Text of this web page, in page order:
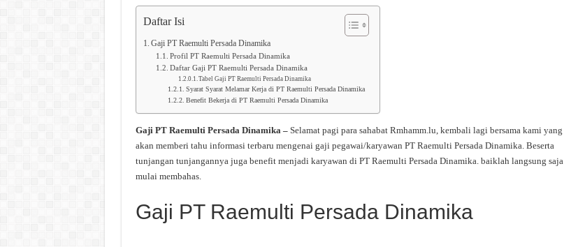
Daftar Isi
Gaji PT Raemulti Persada Dinamika
Profil PT Raemulti Persada Dinamika
Daftar Gaji PT Raemulti Persada Dinamika
Tabel Gaji PT Raemulti Persada Dinamika
Syarat Syarat Melamar Kerja di PT Raemulti Persada Dinamika
Benefit Bekerja di PT Raemulti Persada Dinamika
Gaji PT Raemulti Persada Dinamika – Selamat pagi para sahabat Rmhamm.lu, kembali lagi bersama kami yang
akan memberi tahu informasi terbaru mengenai gaji pegawai/karyawan PT Raemulti Persada Dinamika. Beserta
tunjangan tunjangannya juga benefit menjadi karyawan di PT Raemulti Persada Dinamika. baiklah langsung saja
mulai membahas.
Gaji PT Raemulti Persada Dinamika